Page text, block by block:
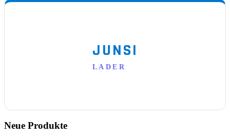
JUNSI
LADER
Neue Produkte